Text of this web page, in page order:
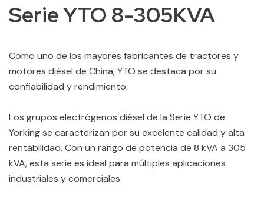
Serie YTO 8-305KVA
Como uno de los mayores fabricantes de tractores y
motores diésel de China, YTO se destaca por su
confiabilidad y rendimiento.
Los grupos electrógenos diésel de la Serie YTO de
Yorking se caracterizan por su excelente calidad y alta
rentabilidad. Con un rango de potencia de 8 kVA a 305
kVA, esta serie es ideal para múltiples aplicaciones
industriales y comerciales.